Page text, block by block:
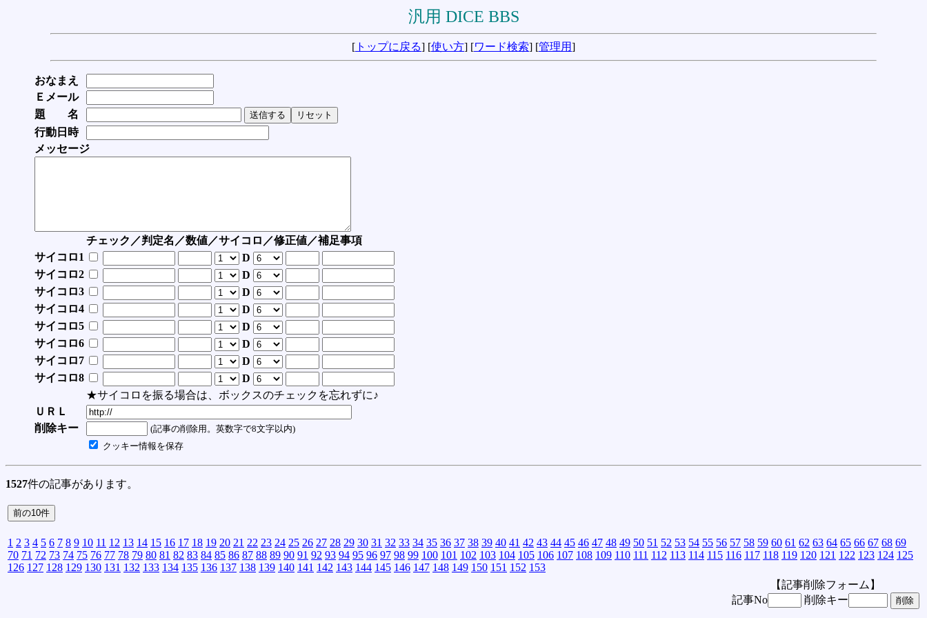
汎用 DICE BBS
[ トップに戻る] [使い方] [ワード検索] [管理用]
おなまえ
Ｅメール
題 名
行動日時
メッセージ
チェック／判定名／数値／サイコロ／修正値／補足事項
サイコロ1
D
サイコロ2
D
サイコロ3
D
サイコロ4
D
サイコロ5
D
サイコロ6
D
サイコロ7
D
サイコロ8
D
★サイコロを振る場合は、ボックスのチェックを忘れずに♪
ＵＲＬ
削除キー
(記事の削除用。英数字で8文字以内)
クッキー情報を保存
1527件の記事があります。
1 2 3 4 5 6 7 8 9 10 11 12 13 14 15 16 17 18 19 20 21 22 23 24 25 26 27 28 29 30 31 32 33 34 35 36 37 38 39 40 41 42 43 44 45 46 47 48 49 50 51 52 53 54 55 56 57 58 59 60 61 62 63 64 65 66 67 68 69
70 71 72 73 74 75 76 77 78 79 80 81 82 83 84 85 86 87 88 89 90 91 92 93 94 95 96 97 98 99 100 101 102 103 104 105 106 107 108 109 110 111 112 113 114 115 116 117 118 119 120 121 122 123 124 125
126 127 128 129 130 131 132 133 134 135 136 137 138 139 140 141 142 143 144 145 146 147 148 149 150 151 152 153
【記事削除フォーム】
記事No
削除キー